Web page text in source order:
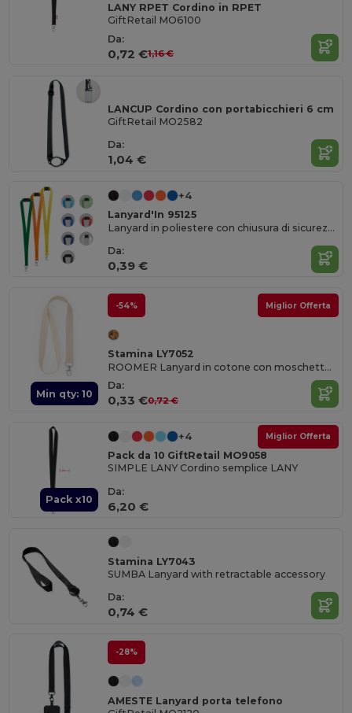
LANY RPET Cordino in RPET
GiftRetail MO6100
Da:
0,72 €1,16 €
LANCUP Cordino con portabicchieri 6 cm
GiftRetail MO2582
Da:
1,04 €
+4
Lanyard'In 95125
Lanyard in poliestere con chiusura di sicurezza
Da:
0,39 €
Min qty: 10
-54% Miglior Offerta
Stamina LY7052
ROOMER Lanyard in cotone con moschettone
Da:
0,33 €0,72 €
Pack x10
Miglior Offerta
+4
Pack da 10 GiftRetail MO9058
SIMPLE LANY Cordino semplice LANY
Da:
6,20 €
Stamina LY7043
SUMBA Lanyard with retractable accessory
Da:
0,74 €
-28%
AMESTE Lanyard porta telefono